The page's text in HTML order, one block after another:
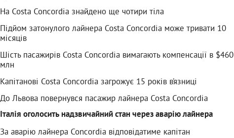
На Costa Concordia знайдено ще чотири тіла
Підйом затонулого лайнера Costa Concordia може тривати 10
місяців
Шість пасажирів Costa Concordia вимагають компенсації в $460
млн
Капітанові Costa Concordia загрожує 15 років в’язниці
До Львова повернувся пасажир лайнера Costa Concordia
Італія оголосить надзвичайний стан через аварію лайнера
За аварію лайнера Concordia відповідатиме капітан